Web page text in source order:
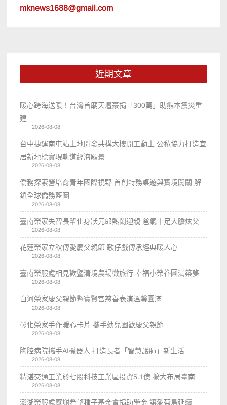
mknews1688@gmail.com
近期文章
暖心跨海送暖！台灣首廟天壇豪捐「300萬」助熊本震災重
建
2026-08-08
台中捷運南屯站土地開發共構大樓開工動土 公私協力打造宜
居新地標實現軌道經濟願景
2026-08-08
僑務探索營培育青年國際視野 首創特務桌遊與實境闖關 解
鎖全球僑務藍圖
2026-08-08
臺南榮家失智長輩化身狀元郎熱鬧迎親 爸氣十足大膽炫父
2026-08-08
花蓮榮家立秋傳愛慶父親節 歌仔戲傳承經典暖人心
2026-08-08
臺南榮服處相見歡暨清境農場微旅行 幸福小榮眷圓滿築夢
2026-08-08
白河榮家慶父親節暨寶賢宮慈善表演溫馨圓滿
2026-08-08
彰化榮家手作暖心卡片 攜手幼兒園歡慶父親節
2026-08-08
胸腔病院攜手AI機器人 打造長者「智慧護肺」新生活
2026-08-08
精湛交通工業於七股科技工業區投資5.1億 擴大布局臺南
2026-08-08
澎湖榮服處感謝希望種子基金會捐助學金 讓愛菊島延續